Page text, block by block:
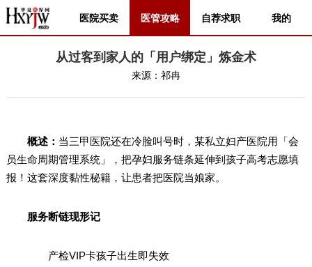
医院买卖 医管攻略 自荐求职 我的
从过客到家人的「用户绑定」炼金术
来源： 祁冉
概述： 当三甲医院还在冷脸叫号时，某私立妇产医院用「会
员生命周期管理系统」，把孕妇服务链条延伸到孩子高考志愿填
报！这套深度黏性秘籍，让患者把医院当娘家。
服务断链现形记
产检VIP卡孩子出生即失效